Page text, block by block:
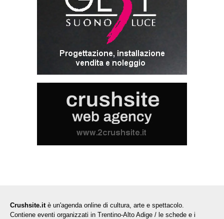
Crushsite.it è un'agenda online di cultura, arte e spettacolo.
Contiene eventi organizzati in Trentino-Alto Adige / le schede e i